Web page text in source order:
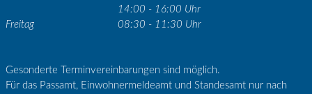
14:00 - 16:00 Uhr
Freitag
08:30 - 11:30 Uhr
Gesonderte Terminvereinbarungen sind möglich.
Für das Passamt, Einwohnermeldeamt und Standesamt nur nach